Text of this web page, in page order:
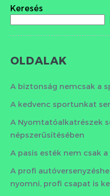
Keresés
OLDALAK
A biztonság nemcsak a
A kedvenc sportunkat
A Nyomtatóalkatrészek
népszerűsítésében
A pasis esték nem csak
A profi
nyomni, profi csapat is